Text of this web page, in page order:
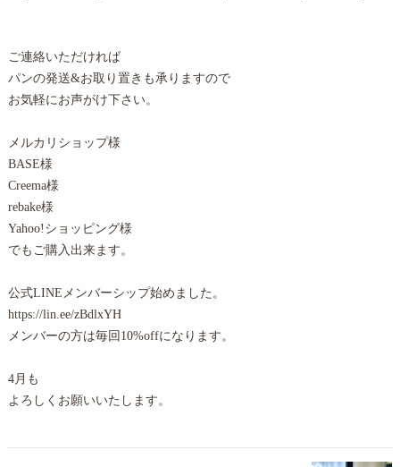
ご連絡いただければ
パンの発送&お取り置きも承りますので
お気軽にお声がけ下さい。
メルカリショップ様
BASE様
Creema様
rebake様
Yahoo!ショッピング様
でもご購入出来ます。
公式LINEメンバーシップ始めました。
https://lin.ee/zBdlxYH
メンバーの方は毎回10%offになります。
4月も
よろしくお願いいたします。